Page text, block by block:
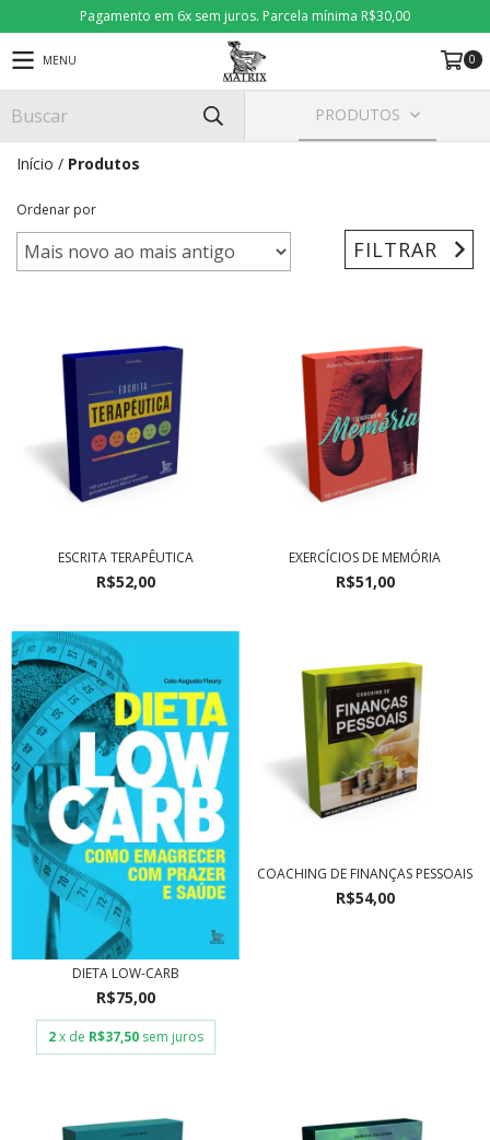
Pagamento em 6x sem juros. Parcela mínima R$30,00
MENU 0
PRODUTOS
Início / Produtos
Ordenar por
FILTRAR
ESCRITA TERAPÊUTICA
R$52,00
EXERCÍCIOS DE MEMÓRIA
R$51,00
DIETA LOW-CARB
R$75,00
2 x de R$37,50 sem juros
COACHING DE FINANÇAS PESSOAIS
R$54,00